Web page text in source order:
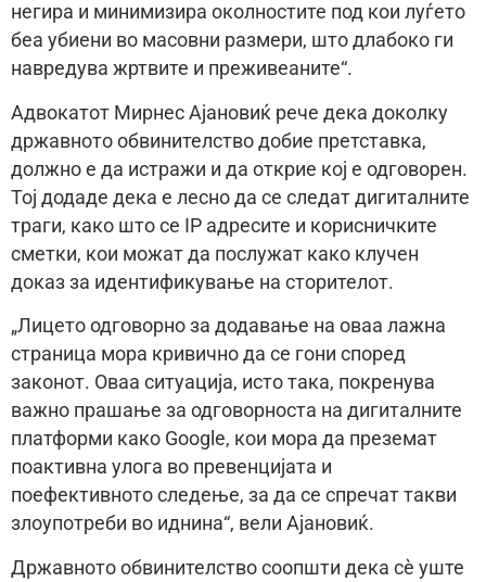
негира и минимизира околностите под кои луѓето
беа убиени во масовни размери, што длабоко ги
навредува жртвите и преживеаните“.
Адвокатот Мирнес Ајановиќ рече дека доколку
државното обвинителство добие претставка,
должно е да истражи и да открие кој е одговорен.
Тој додаде дека е лесно да се следат дигиталните
траги, како што се IP адресите и корисничките
сметки, кои можат да послужат како клучен
доказ за идентификување на сторителот.
„Лицето одговорно за додавање на оваа лажна
страница мора кривично да се гони според
законот. Оваа ситуација, исто така, покренува
важно прашање за одговорноста на дигиталните
платформи како Google, кои мора да преземат
поактивна улога во превенцијата и
поефективното следење, за да се спречат такви
злоупотреби во иднина“, вели Ајановиќ.
Државното обвинителство соопшти дека сè уште